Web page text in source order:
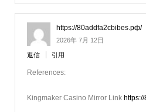
https://80addfa2cbibes.рф/
2026年 7月 12日
返信 引用
References:
Kingmaker Casino Mirror Link